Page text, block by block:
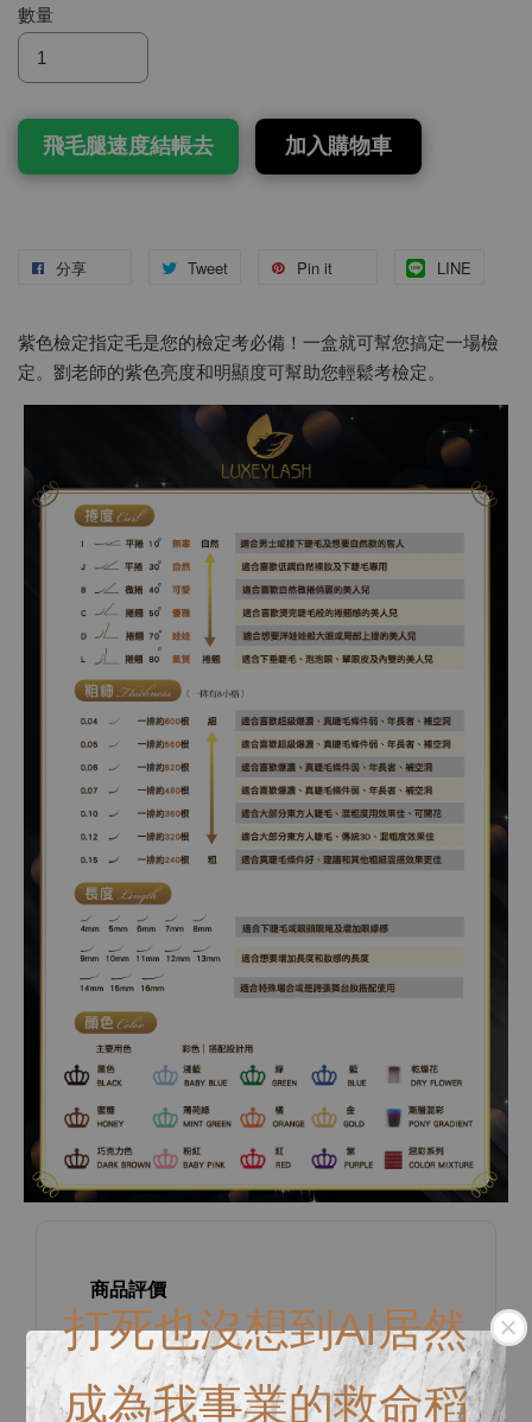
打死也沒想到AI居然
成為我事業的救命稻
數量
飛毛腿速度結帳去 加入購物車
分享 Tweet Pin it LINE
紫色檢定指定毛是您的檢定考必備！一盒就可幫您搞定一場檢
定。劉老師的紫色亮度和明顯度可幫助您輕鬆考檢定。
商品評價
0/ 5